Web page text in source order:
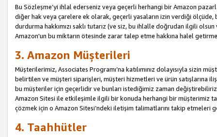
Bu Sözleşme’yi ihlal ederseniz veya geçerli herhangi bir Amazon
diğer hak veya çarelere ek olarak, geçerli yasaların izin verdiği
durdurma hakkımızı saklı tutarız (ve siz, bu ihlalle doğrudan ilgili
Amazon'un bu miktarın ötesinde zarar talep etme hakkına halel
3. Amazon Müşterileri
Müşterilerimiz, Associates Programı’na katılımınız dolayısıyla sizin
belirtilen ve müşteri siparişleri, müşteri hizmetleri ve ürün satışlarına
bu müşteriler için geçerlidir ve bunları istediğimiz zaman
Amazon Sitesi ile etkileşimle ilgili bir konuda herhangi bir müşterimiz
çözmek için o Amazon Sitesi’ndeki iletişim talimatlarını takip etmeleri
4. Taahhütler